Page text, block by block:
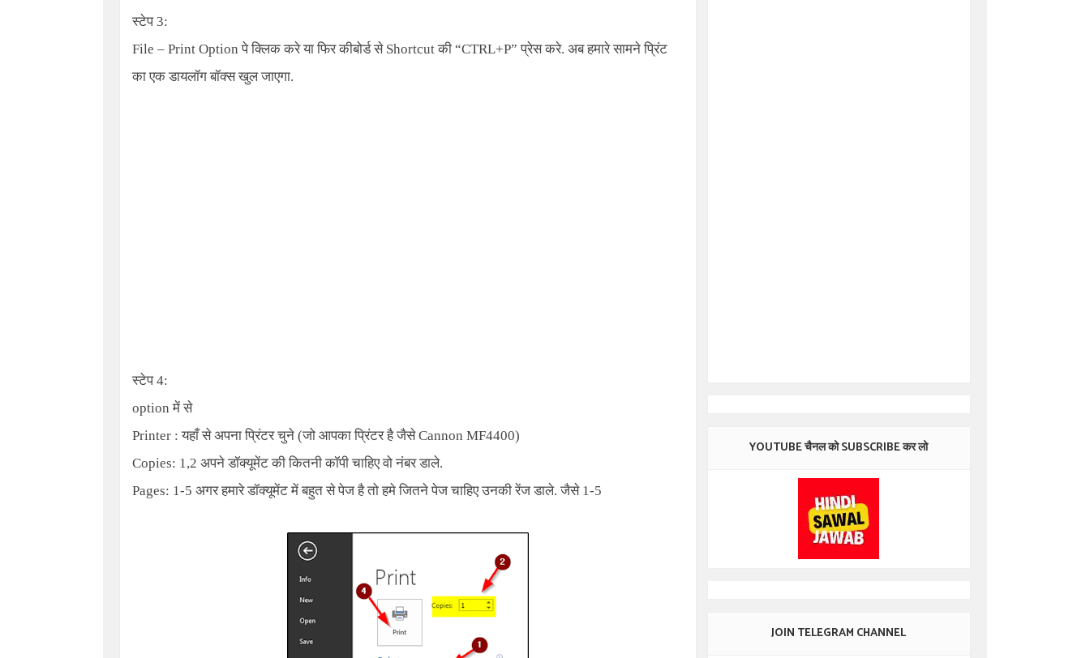
स्टेप 3:
File – Print Optionपे क्लिक करे या फिर कीबोर्ड से Shortcutकी “CTRL+P” प्रेस करे. अब हमारे सामने प्रिंट
का एक डायलॉग बॉक्स खुल जाएगा.
स्टेप4:
option में से
Printer : यहाँ से अपना प्रिंटर चुने (जो आपका प्रिंटर है जैसेCannon MF4400)
Copies: 1,2 अपने डॉक्यूमेंट की कितनी कॉपी चाहिए वो नंबर डाले.
Pages: 1-5 अगर हमारे डॉक्यूमेंट में बहुत से पेज है तो हमे जितने पेज चाहिए उनकी रेंज डाले. जैसे 1-5
YOUTUBE चैनल को SUBSCRIBE कर लो
JOIN TELEGRAM CHANNEL